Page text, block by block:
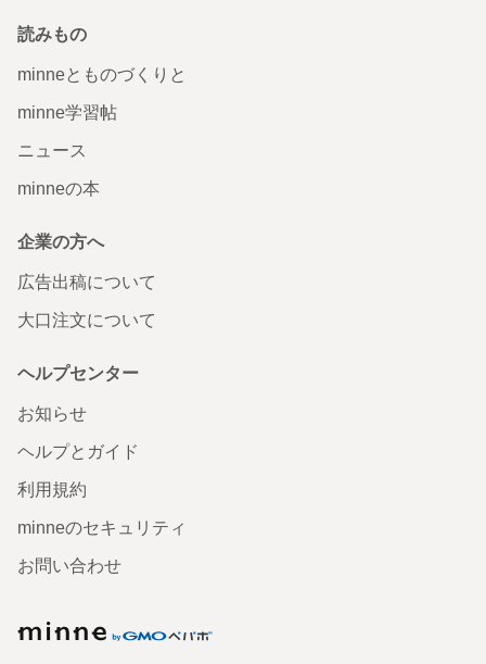
読みもの
minneとものづくりと
minne学習帖
ニュース
minneの本
企業の方へ
広告出稿について
大口注文について
ヘルプセンター
お知らせ
ヘルプとガイド
利用規約
minneのセキュリティ
お問い合わせ